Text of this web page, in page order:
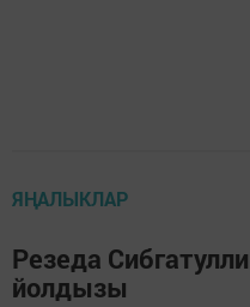
ЯҢАЛЫКЛАР
Резеда
йолдызы